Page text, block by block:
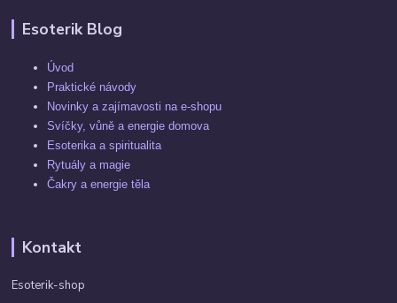
Esoterik Blog
Úvod
Praktické návody
Novinky a zajímavosti na e-shopu
Svíčky, vůně a energie domova
Esoterika a spiritualita
Rytuály a magie
Čakry a energie těla
Kontakt
Esoterik-shop